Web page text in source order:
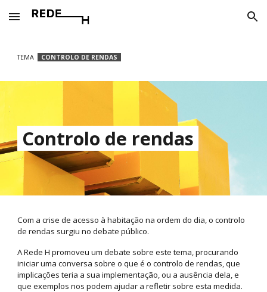
Skip to main content Skip to navigation
TEMA CONTROLO DE RENDAS
Controlo de rendas
Com a crise de acesso à habitação na ordem do dia, o controlo
de rendas surgiu no debate público.
A Rede H promoveu um debate sobre este tema, procurando
iniciar uma conversa sobre o que é o controlo de rendas, que
implicações teria a sua implementação, ou a ausência dela, e
que exemplos nos podem ajudar a refletir sobre esta medida.